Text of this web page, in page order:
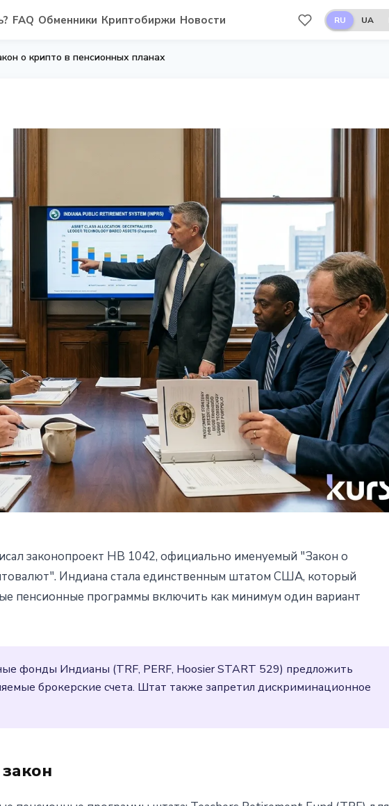
FAQ Обменники Криптобиржи Новости RU UA
о крипто в пенсионных планах
планах
законопроект HB 1042, официально именуемый "Закон о
Индиана стала единственным штатом США, который
пенсионные программы включить как минимум один вариант
фонды Индианы (TRF, PERF, Hoosier START 529) предложить
брокерские счета. Штат также запретил дискриминационное